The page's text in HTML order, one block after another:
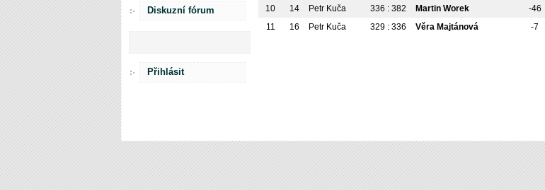
Diskuzní fórum
Přihlásit
10
14 Petr Kuča 336 : 382 Martin Worek -46
11
16 Petr Kuča 329 : 336 Věra Majtánová -7